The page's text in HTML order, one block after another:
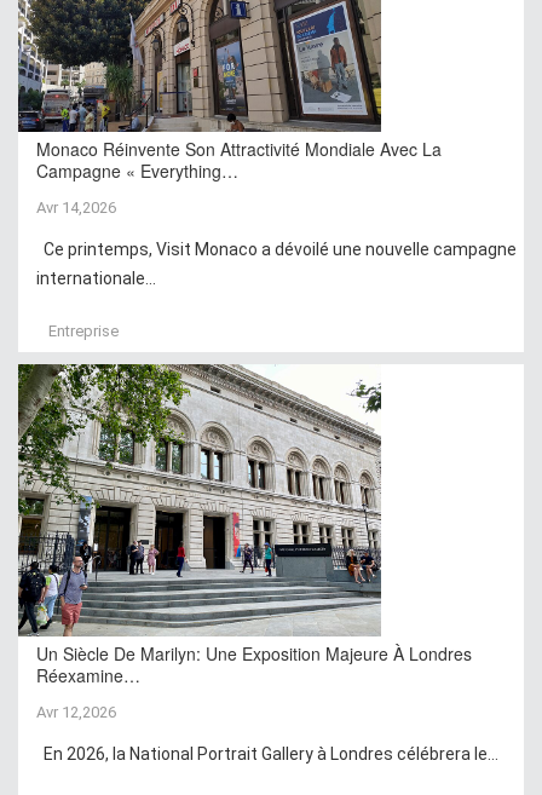
Monaco Réinvente Son Attractivité Mondiale Avec La
Campagne « Everything…
Avr 14,2026
Ce printemps, Visit Monaco a dévoilé une nouvelle campagne
internationale...
Entreprise
Un Siècle De Marilyn: Une Exposition Majeure À Londres
Réexamine…
Avr 12,2026
En 2026, la National Portrait Gallery à Londres célébrera le...